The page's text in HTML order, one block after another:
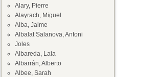
Alary, Pierre
Alayrach, Miguel
Alba, Jaime
Albalat Salanova, Antoni
Joles
Albareda, Laia
Albarrán, Alberto
Albee, Sarah